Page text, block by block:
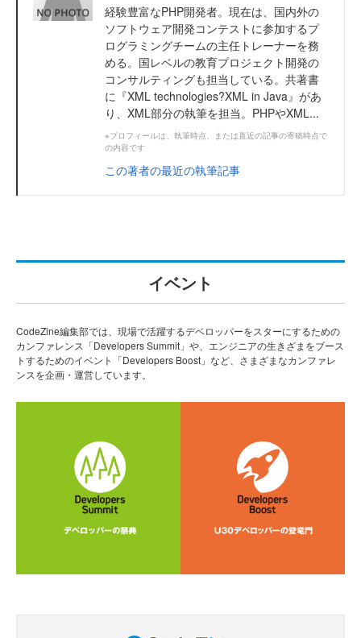
経験豊富なPHP開発者。現在は、国内外の
ソフトウェア開発コンテストに参加するプ
ログラミングチームの主任トレーナーを務
める。国レベルの教育プロジェクト開発の
コンサルティングも担当している。共著書
に『XML technologies?XML in Java』があ
り、XML部分の執筆を担当。PHPやXML...
※プロフィールは、執筆時点、または直近の記事の寄稿時点で
の内容です
この著者の最近の執筆記事
イベント
CodeZine編集部では、現場で活躍するデベロッパーをスターにするための
カンファレンス「Developers Summit」や、エンジニアの生きざまをブース
トするためのイベント「Developers Boost」など、さまざまなカンファレ
ンスを企画・運営しています。